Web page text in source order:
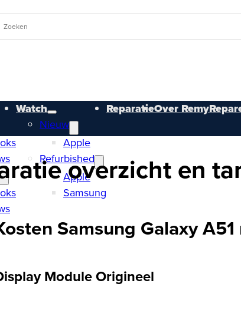
Watch
Nieuw
Apple
Refurbished
Apple
Samsung
ReparatieOver
overzicht en
Samsung Galaxy
Module Origineel